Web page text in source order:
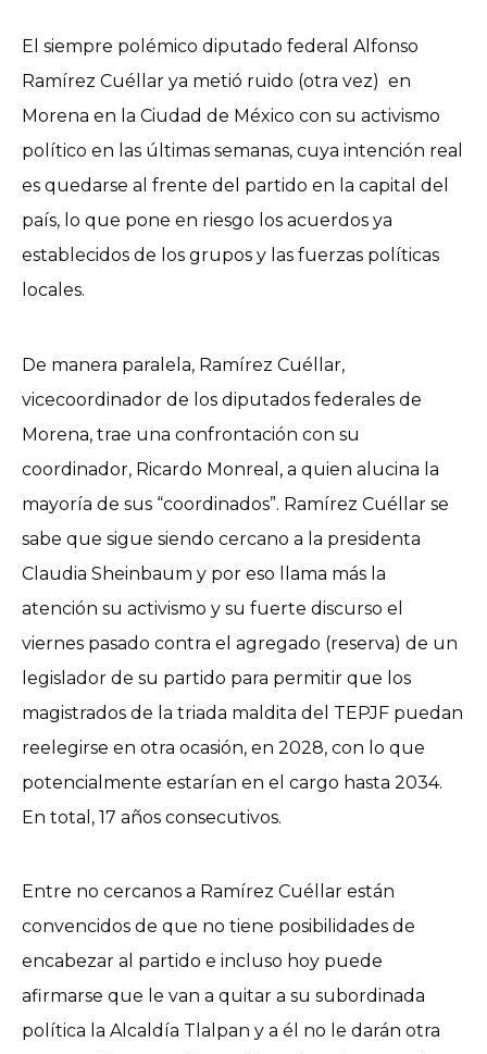
El siempre polémico diputado federal Alfonso
Ramírez Cuéllar ya metió ruido (otra vez) en
Morena en la Ciudad de México con su activismo
político en las últimas semanas, cuya intención real
es quedarse al frente del partido en la capital del
país, lo que pone en riesgo los acuerdos ya
establecidos de los grupos y las fuerzas políticas
locales.
De manera paralela, Ramírez Cuéllar,
vicecoordinador de los diputados federales de
Morena, trae una confrontación con su
coordinador, Ricardo Monreal, a quien alucina la
mayoría de sus “coordinados”. Ramírez Cuéllar se
sabe que sigue siendo cercano a la presidenta
Claudia Sheinbaum y por eso llama más la
atención su activismo y su fuerte discurso el
viernes pasado contra el agregado (reserva) de un
legislador de su partido para permitir que los
magistrados de la triada maldita del TEPJF puedan
reelegirse en otra ocasión, en 2028, con lo que
potencialmente estarían en el cargo hasta 2034.
En total, 17 años consecutivos.
Entre no cercanos a Ramírez Cuéllar están
convencidos de que no tiene posibilidades de
encabezar al partido e incluso hoy puede
afirmarse que le van a quitar a su subordinada
política la Alcaldía Tlalpan y a él no le darán otra